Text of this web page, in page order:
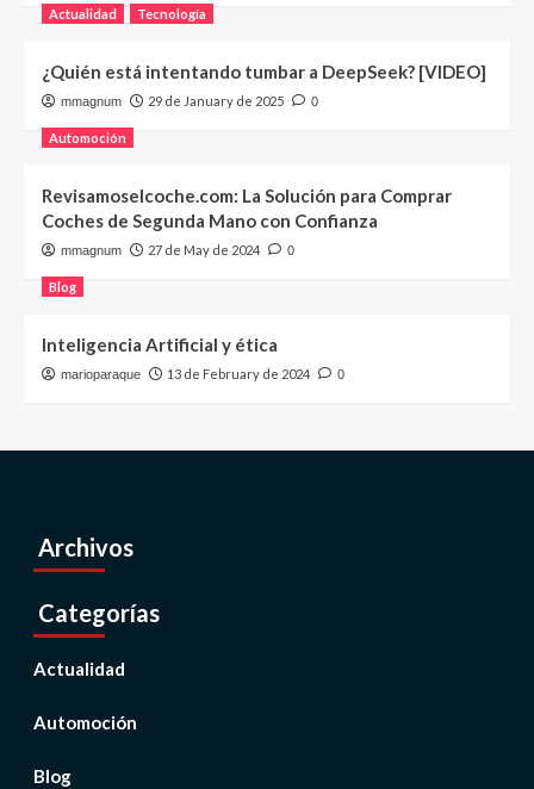
Actualidad Tecnología
¿Quién está intentando tumbar a DeepSeek? [VIDEO]
mmagnum 29 de January de 2025 0
Automoción
Revisamoselcoche.com: La Solución para Comprar
Coches de Segunda Mano con Confianza
mmagnum 27 de May de 2024 0
Blog
Inteligencia Artificial y ética
marioparaque 13 de February de 2024 0
Archivos
Categorías
Actualidad
Automoción
Blog